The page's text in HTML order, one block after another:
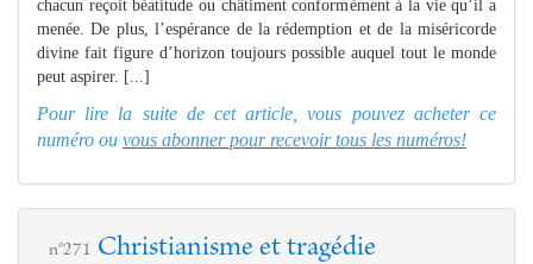
chacun reçoit béatitude ou châtiment conformément à la vie qu’il a
menée. De plus, l’espérance de la rédemption et de la miséricorde
divine fait figure d’horizon toujours possible auquel tout le monde
peut aspirer. [...]
Pour lire la suite de cet article, vous pouvez acheter ce
numéro ou vous abonner pour recevoir tous les numéros!
n°271 Christianisme et tragédie